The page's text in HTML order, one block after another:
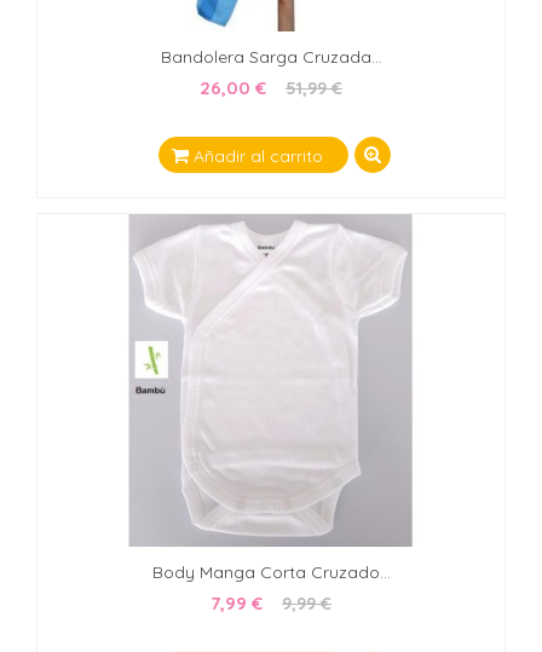
Bandolera Sarga Cruzada...
26,00 € 51,99 €
Añadir al carrito
Body Manga Corta Cruzado...
7,99 € 9,99 €